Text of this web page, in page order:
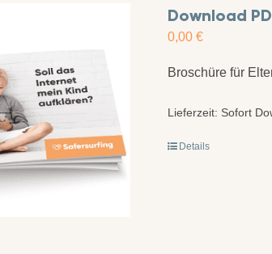
Download
0,00 €
Broschüre für
Lieferzeit: Sofort
Details